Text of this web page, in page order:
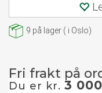
9 på lager ( i Oslo)
Fri frakt på
Du er kr. 3